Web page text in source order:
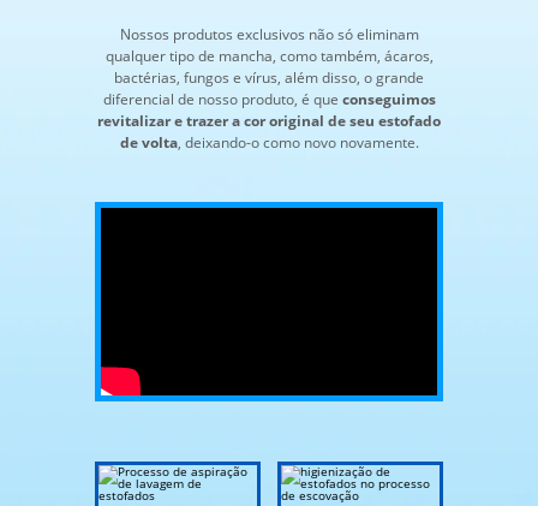
Nossos produtos exclusivos não só eliminam
qualquer tipo de mancha, como também, ácaros,
bactérias, fungos e vírus, além disso, o grande
diferencial de nosso produto, é que conseguimos
revitalizar e trazer a cor original de seu estofado
de volta, deixando-o como novo novamente.